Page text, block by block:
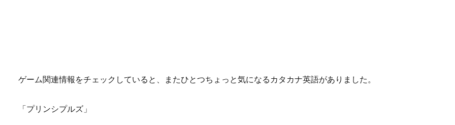
ゲーム関連情報をチェックしていると、またひとつちょっと気になるカタカナ英語がありました。
「プリンシプルズ」